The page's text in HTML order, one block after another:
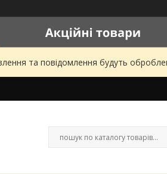
та повідомлення будуть